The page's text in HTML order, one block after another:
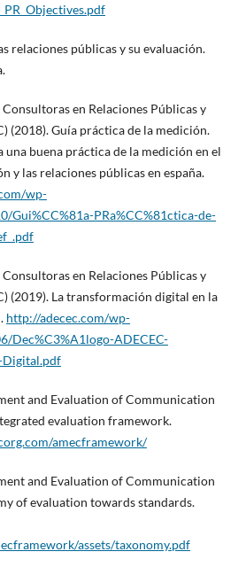
relaciones públicas y su evaluación.
en Relaciones Públicas y
(2018). Guía práctica de la medición.
buena práctica de la medición en el
y las relaciones públicas en españa.
wp-
Gui%CC%81a-PRa%CC%81ctica-de-
en Relaciones Públicas y
(2019). La transformación digital en la
http://adecec.com/wp-
Dec%C3%A1logo-ADECEC-
Digital.pdf
and Evaluation of Communication
evaluation framework.
amecframework/
and Evaluation of Communication
of evaluation towards standards.
assets/taxonomy.pdf